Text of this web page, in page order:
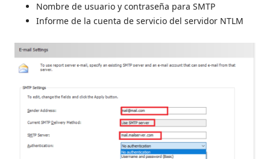
Nombre de usuario y contraseña para SMTP
Informe de la cuenta de servicio del servidor NTLM